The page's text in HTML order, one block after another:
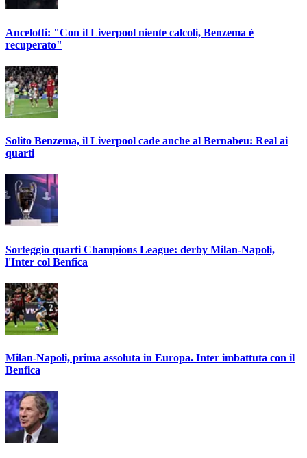
Ancelotti: "Con il Liverpool niente calcoli, Benzema è
recuperato"
Solito Benzema, il Liverpool cade anche al Bernabeu: Real ai
quarti
Sorteggio quarti Champions League: derby Milan-Napoli,
l'Inter col Benfica
Milan-Napoli, prima assoluta in Europa. Inter imbattuta con il
Benfica